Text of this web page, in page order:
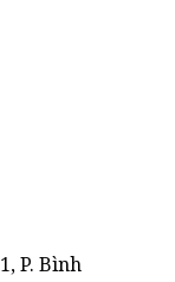
P. Bình